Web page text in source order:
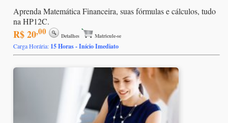
Aprenda Matemática Financeira, suas fórmulas e cálculos, tudo
na HP12C.
R$ 20,00 Detalhes Matricule-se
Carga Horária: 15 Horas - Início Imediato